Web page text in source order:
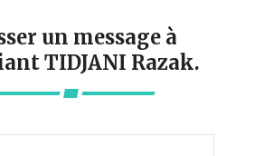
un message à
TIDJANI Razak.